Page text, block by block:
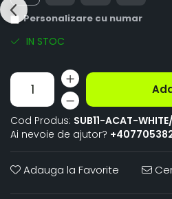
Personalizare cu numar
IN STOC
Cod Produs: SUB11-ACAT-
Ai nevoie de ajutor?
Adauga la Favorite